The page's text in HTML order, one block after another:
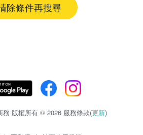
除條件再搜尋
務 版權所有 © 2026 服務條款(更新)